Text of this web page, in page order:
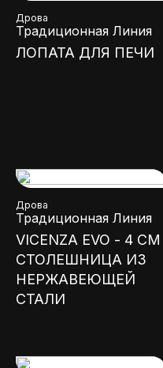
Дрова
Традиционная Линия
ЛОПАТА ДЛЯ ПЕЧИ
Дрова
Традиционная Линия
VICENZA EVO - 4 СМ
СТОЛЕШНИЦА ИЗ
НЕРЖАВЕЮЩЕЙ
СТАЛИ